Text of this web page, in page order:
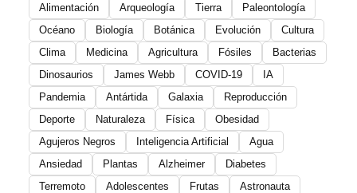
Alimentación
Arqueología Tierra
Paleontología
Océano
Biología Botánica Evolución
Cultura
Clima
Medicina Agricultura Fósiles
Bacterias
Dinosaurios
James Webb COVID-19
IA
Pandemia
Antártida Galaxia
Reproducción
Deporte
Naturaleza Física
Obesidad
Agujeros Negros
Inteligencia Artificial
Agua
Ansiedad
Plantas Alzheimer
Diabetes
Terremoto
Adolescentes Frutas
Astronauta